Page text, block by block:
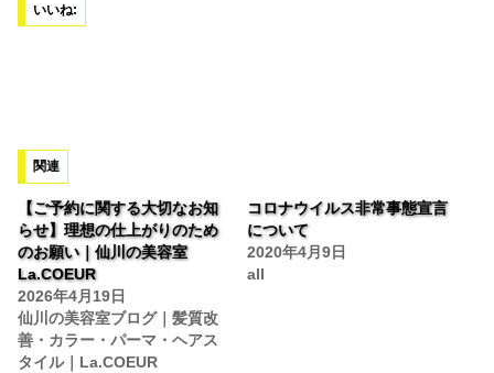
いいね:
関連
【ご予約に関する大切なお知
らせ】理想の仕上がりのため
のお願い｜仙川の美容室
La.COEUR
2026年4月19日
仙川の美容室ブログ｜髪質改
善・カラー・パーマ・ヘアス
タイル｜La.COEUR
コロナウイルス非常事態宣言
について
2020年4月9日
all